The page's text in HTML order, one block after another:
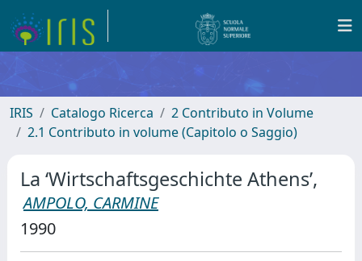
IRIS Catalogo Ricerca
2 Contributo in Volume
2.1 Contributo in volume (Capitolo o Saggio)
La ‘Wirtschaftsgeschichte Athens’,
AMPOLO, CARMINE
1990